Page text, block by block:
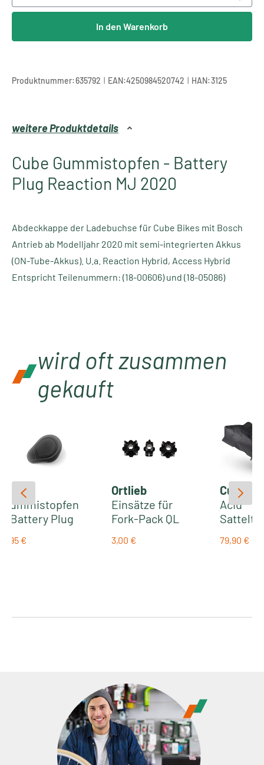
In den Warenkorb
Produktnummer:635792 | EAN:4250984520742 | HAN:3125
weitere Produktdetails
Cube Gummistopfen - Battery
Plug Reaction MJ 2020
Abdeckkappe der Ladebuchse für Cube Bikes mit Bosch
Antrieb ab Modelljahr 2020 mit semi-integrierten Akkus
(ON-Tube-Akkus). U.a. Reaction Hybrid, Access Hybrid
Entspricht Teilenummern: (18-00606) und (18-05086)
wird oft zusammen
gekauft
Cube
Gummistopfen
- Battery Plug
(15-01006)
Regulärer Preis:
7,95 €
Ortlieb
Einsätze für
Fork-Pack QL
Regulärer Preis:
3,00 €
Cube
Acid
black
79,90 €